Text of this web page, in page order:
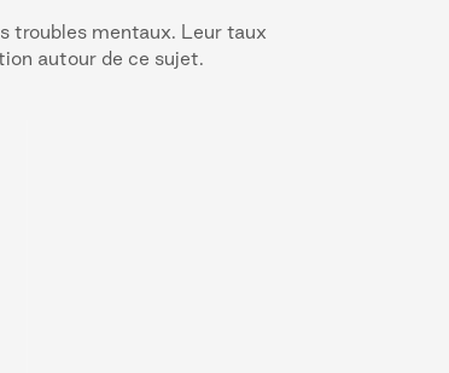
troubles mentaux. Leur taux
autour de ce sujet.